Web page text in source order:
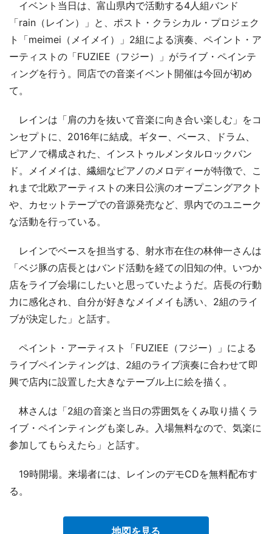
イベント当日は、富山県内で活動する4人組バンド
「rain（レイン）」と、ポスト・クラシカル・プロジェク
ト「meimei（メイメイ）」2組による演奏、ペイント・ア
ーティストの「FUZIEE（フジー）」がライブ・ペインテ
ィングを行う。同店での音楽イベント開催は今回が初め
て。
レインは「肩の力を抜いて音楽に向き合い楽しむ」をコ
ンセプトに、2016年に結成。ギター、ベース、ドラム、
ピアノで構成された、インストゥルメンタルロックバン
ド。メイメイは、繊細なピアノのメロディーが特徴で、こ
れまで北欧アーティストの来日公演のオープニングアクト
や、カセットテープでの音源発売など、県内でのユニーク
な活動を行っている。
レインでベースを担当する、射水市在住の林伸一さんは
「ベジ豚の店長とはバンド活動を経ての旧知の仲。いつか
店をライブ会場にしたいと思っていたようだ。店長の行動
力に感化され、自分が好きなメイメイも誘い、2組のライ
ブが決定した」と話す。
ペイント・アーティスト「FUZIEE（フジー）」による
ライブペインティングは、2組のライブ演奏に合わせて即
興で店内に設置した大きなテーブル上に絵を描く。
林さんは「2組の音楽と当日の雰囲気をくみ取り描くラ
イブ・ペインティングも楽しみ。入場無料なので、気楽に
参加してもらえたら」と話す。
19時開場。来場者には、レインのデモCDを無料配布す
る。
地図を見る